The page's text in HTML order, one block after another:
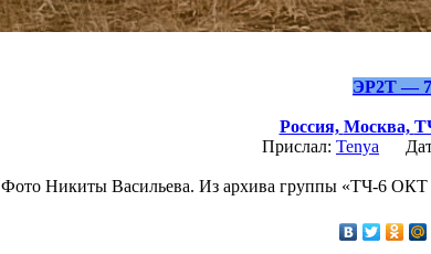
ЭР2Т —
Россия, Москва,
Прислал: Tenya
Фото Никиты Васильева. Из архива группы «ТЧ-6 ОКТ